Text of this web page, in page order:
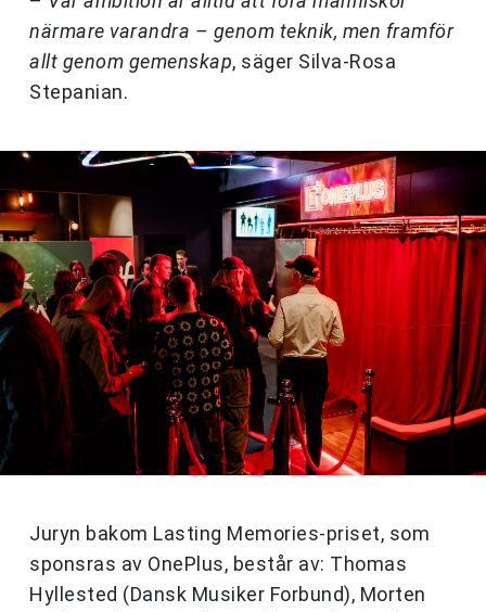
närmare varandra – genom teknik, men framför
allt genom gemenskap, säger Silva-Rosa
Stepanian.
Juryn bakom Lasting Memories-priset, som
sponsras av OnePlus, består av: Thomas
Hyllested (Dansk Musiker Forbund), Morten